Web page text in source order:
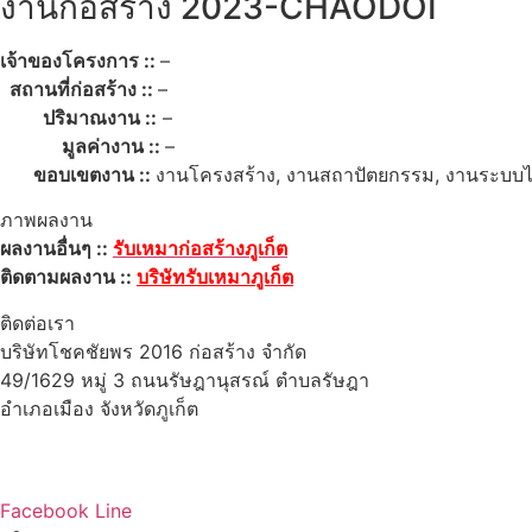
เจ้าของโครงการ :: –
สถานที่ก่อสร้าง :: –
ปริมาณงาน :: –
มูลค่างาน :: –
ขอบเขตงาน :: งานโครงสร้าง, งานสถาปัตยกรรม, งานระบบ
ภาพผลงาน
ผลงานอื่นๆ :: รับเหมาก่อสร้างภูเก็ต
ติดตามผลงาน :: บริษัทรับเหมาภูเก็ต
ติดต่อเรา
บริษัทโชคชัยพร 2016 ก่อสร้าง จำกัด
49/1629 หมู่ 3 ถนนรัษฎานุสรณ์ ตำบลรัษฎา
อำเภอเมือง จังหวัดภูเก็ต
Facebook Line